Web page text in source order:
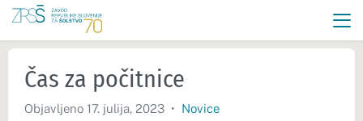
Čas za počitnice
Objavljeno 17. julija, 2023 • Novice